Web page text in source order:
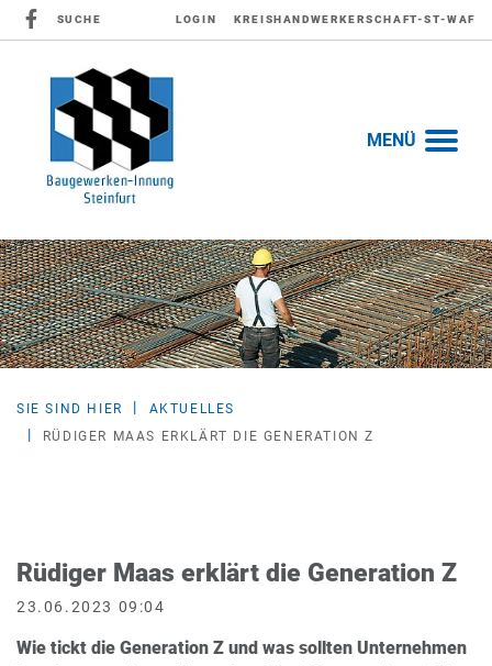
SUCHE LOGIN KREISHANDWERKERSCHAFT-ST-WAF
MENÜ
SIE SIND HIER
AKTUELLES
RÜDIGER MAAS ERKLÄRT DIE GENERATION Z
Rüdiger Maas erklärt die Generation Z
23.06.2023 09:04
Wie tickt die Generation Z und was sollten Unternehmen